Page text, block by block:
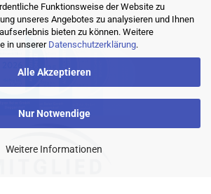
Funktionsweise der Website zu
unseres Angebotes zu analysieren und Ihnen
bieten zu können. Weitere
in unserer Datenschutzerklärung.
Alle Akzeptieren
Nur Notwendige
Weitere Informationen